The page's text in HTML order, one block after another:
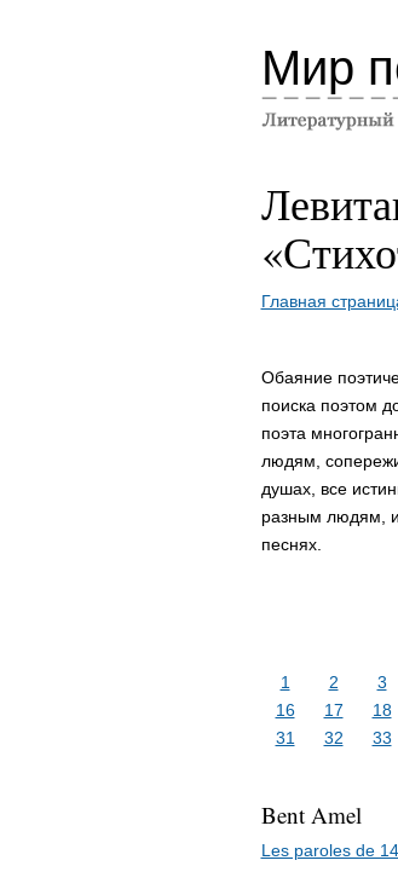
Мир
Главная
Обаяние
поиска поэтом
поэта
людям,
душах, все
разным людям, и
песнях.
1 2 3
16
17 18
31
32 33
Bent Amel
Les paroles de